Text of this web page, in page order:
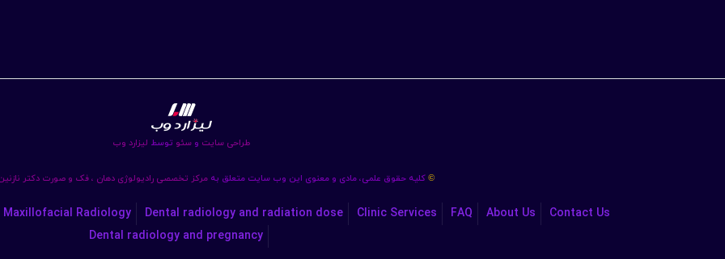
طراحی سایت و سئو توسط لیزارد وب
© کلیه حقوق علمی، مادی و معنوی این وب سایت متعلق به مرکز تخصصی رادیولوژی دهان ، فک و صورت دکتر
Contact Us
About Us
FAQ
Clinic Services
Dental radiology and radiation dose
Maxillofacial Radiology
Dental radiology and pregnancy